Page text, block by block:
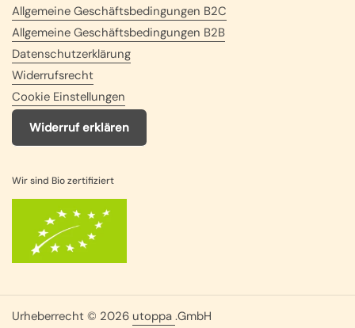
Allgemeine Geschäftsbedingungen B2C
Allgemeine Geschäftsbedingungen B2B
Datenschutzerklärung
Widerrufsrecht
Cookie Einstellungen
Widerruf erklären
Wir sind Bio zertifiziert
Urheberrecht © 2026 utoppa .GmbH